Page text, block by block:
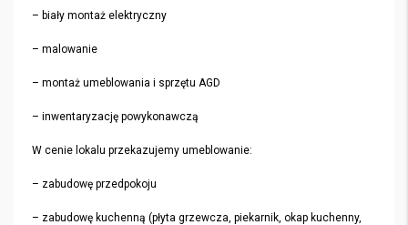
– biały montaż elektryczny
– malowanie
– montaż umeblowania i sprzętu AGD
– inwentaryzację powykonawczą
W cenie lokalu przekazujemy umeblowanie:
– zabudowę przedpokoju
– zabudowę kuchenną (płyta grzewcza, piekarnik, okap kuchenny,